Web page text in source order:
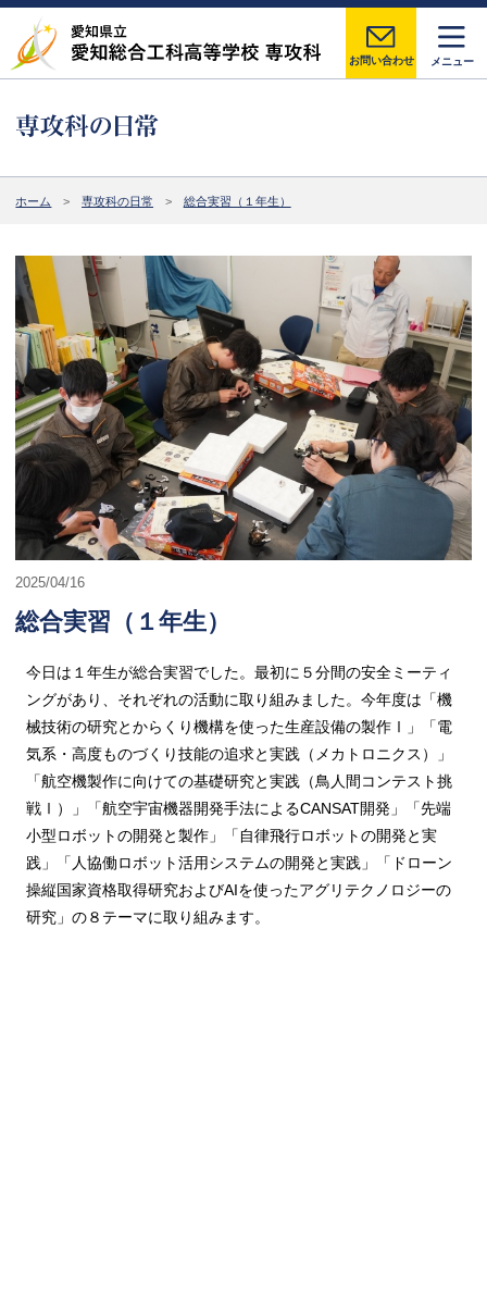
お問い合わせ メニュー
ホーム 専攻科の日常 総合実習（１年生）
2025/04/16
総合実習（１年生）
今日は１年生が総合実習でした。最初に５分間の安全ミーティ
ングがあり、それぞれの活動に取り組みました。今年度は「機
械技術の研究とからくり機構を使った生産設備の製作Ⅰ」「電
気系・高度ものづくり技能の追求と実践（メカトロニクス）」
「航空機製作に向けての基礎研究と実践（鳥人間コンテスト挑
戦Ⅰ）」「航空宇宙機器開発手法によるCANSAT開発」「先端
小型ロボットの開発と製作」「自律飛行ロボットの開発と実
践」「人協働ロボット活用システムの開発と実践」「ドローン
操縦国家資格取得研究およびAIを使ったアグリテクノロジーの
研究」の８テーマに取り組みます。